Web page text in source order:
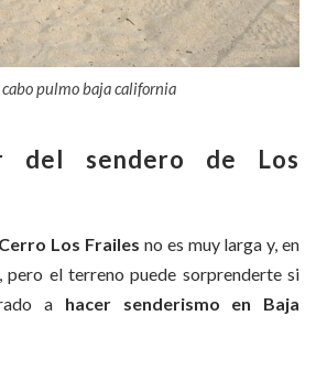
pulmo baja california
del sendero de Los
Los Frailes no es muy larga y, en
pero el terreno puede sorprenderte si
a hacer senderismo en Baja